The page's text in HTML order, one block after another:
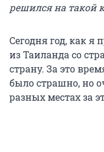
решился на такой
Сегодня год, как я
из Таиланда со
страну. За это
было страшно, но
разных местах за